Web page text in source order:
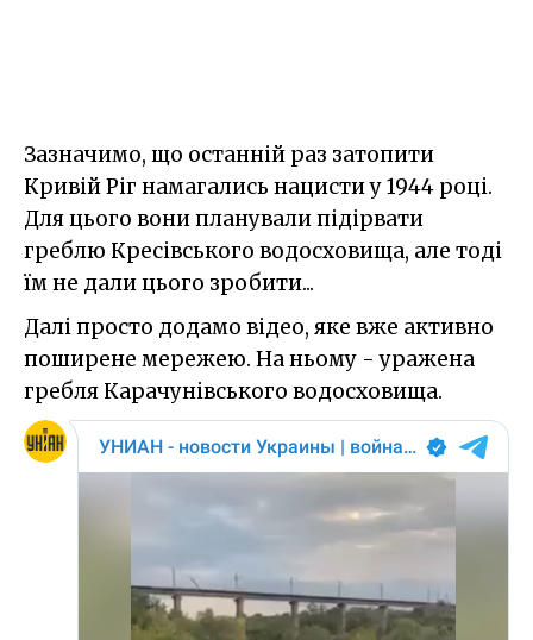
Зазначимо, що останній раз затопити
Кривій Ріг намагались нацисти у 1944 році.
Для цього вони планували підірвати
греблю Кресівського водосховища, але тоді
їм не дали цього зробити...
Далі просто додамо відео, яке вже активно
поширене мережею. На ньому - уражена
гребля Карачунівського водосховища.